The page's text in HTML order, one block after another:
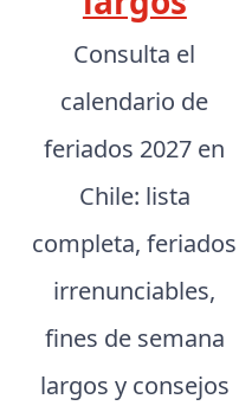
Consulta el
calendario de
feriados 2027 en
Chile: lista
completa, feriados
irrenunciables,
fines de semana
largos y consejos